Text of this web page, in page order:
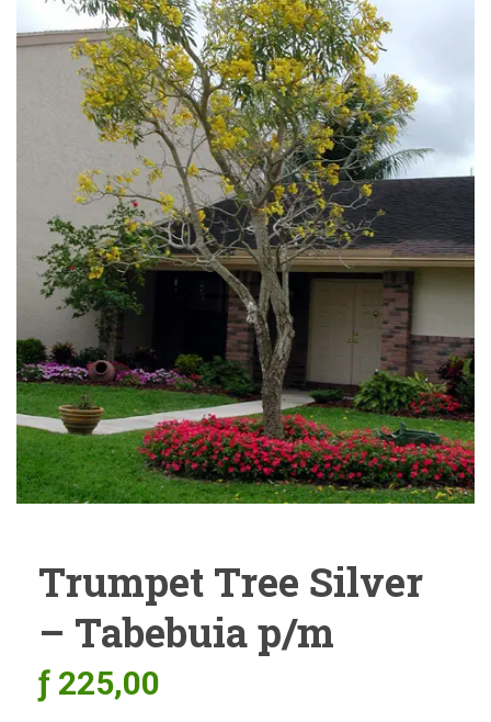
Trumpet Tree Silver
– Tabebuia p/m
ƒ 225,00